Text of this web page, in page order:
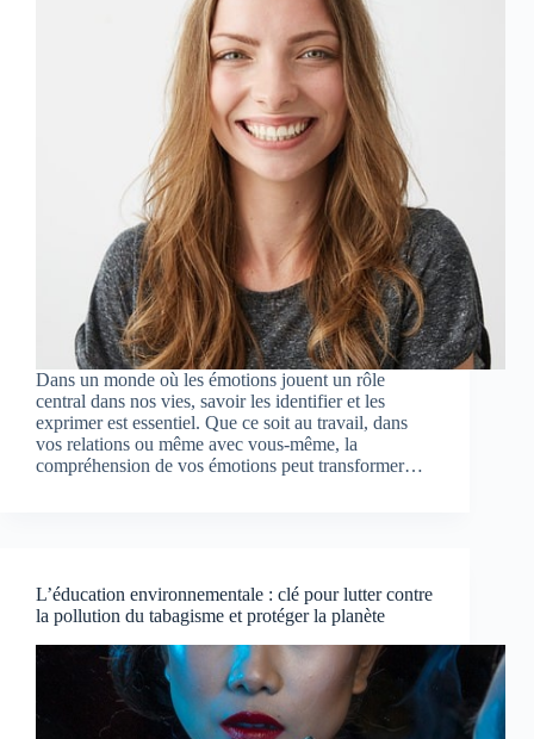
Dans un monde où les émotions jouent un rôle
central dans nos vies, savoir les identifier et les
exprimer est essentiel. Que ce soit au travail, dans
vos relations ou même avec vous-même, la
compréhension de vos émotions peut transformer…
L’éducation environnementale : clé pour lutter contre
la pollution du tabagisme et protéger la planète